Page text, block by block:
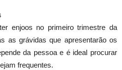
enjoos no primeiro trimestre da
as grávidas que apresentarão os
da pessoa e é ideal procurar
frequentes.